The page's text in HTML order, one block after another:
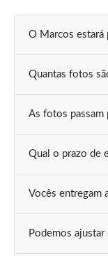
O Marcos estará
Quantas fotos
As fotos passam
Qual o prazo de
Vocês entregam
Podemos